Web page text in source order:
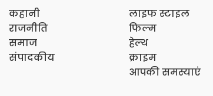
कहानी
राजनीति
समाज
संपादकीय
लाइफ स्टाइल
फिल्म
हेल्थ
क्राइम
आपकी समस्याएं